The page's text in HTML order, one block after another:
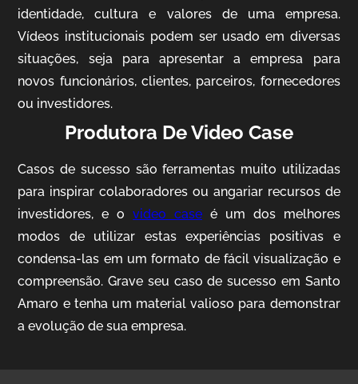
identidade, cultura e valores de uma empresa.
Vídeos institucionais podem ser usado em diversas
situações, seja para apresentar a empresa para
novos funcionários, clientes, parceiros, fornecedores
ou investidores.
Produtora De Video Case
Casos de sucesso são ferramentas muito utilizadas
para inspirar colaboradores ou angariar recursos de
investidores, e ovideo case é um dos melhores
modos de utilizar estas experiências positivas e
condensa-las em um formato de fácil visualização e
compreensão. Grave seu caso de sucesso em Santo
Amaro e tenha um material valioso para demonstrar
a evolução de sua empresa.